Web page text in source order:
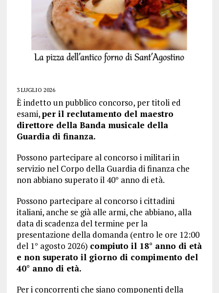
3 LUGLIO 2026
È indetto un pubblico concorso, per titoli ed
esami,per il reclutamento del maestro
direttore della Banda musicale della
Guardia di finanza.
Possono partecipare al concorso i militari in
servizio nel Corpo della Guardia di finanza che
non abbiano superato il 40° anno di età.
Possono partecipare al concorso i cittadini
italiani, anche se già alle armi, che abbiano, alla
data di scadenza del termine per la
presentazione della domanda (entro le ore 12:00
del 1° agosto 2026) compiuto il 18° anno di età
e non superato il giorno di compimento del
40° anno di età.
Per i concorrenti che siano componenti della